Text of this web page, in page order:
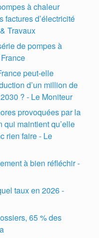
à chaleur
factures d’électricité
Travaux
de pompes à
peut-elle
d’un million de
? - Le Moniteur
provoquées par la
maintient qu’elle
rien faire - Le
à bien réfléchir -
taux en 2026 -
65 % des